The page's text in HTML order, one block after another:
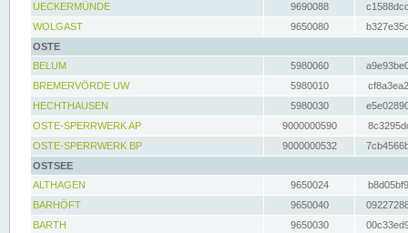
UECKERMÜNDE
9690088
WOLGAST
9650080
OSTE
BELUM
5980060
BREMERVÖRDE UW
5980010
HECHTHAUSEN
5980030
OSTE-SPERRWERK AP
9000000590
OSTE-SPERRWERK BP
9000000532
OSTSEE
ALTHAGEN
9650024
BARHÖFT
9650040
BARTH
9650030